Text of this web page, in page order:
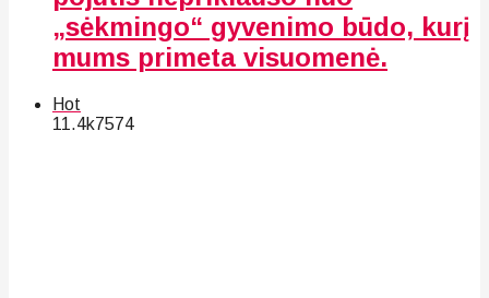
„sėkmingo“ gyvenimo būdo, kurį
mums primeta visuomenė.
Hot
11.4k7574